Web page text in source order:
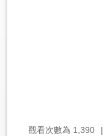
觀看次數為 1,390 |